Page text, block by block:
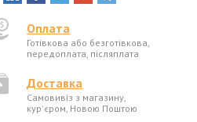
Оплата
Готівкова або безготівкова,
передоплата, післяплата
Доставка
Самовивіз з магазину,
кур'єром, Новою Поштою